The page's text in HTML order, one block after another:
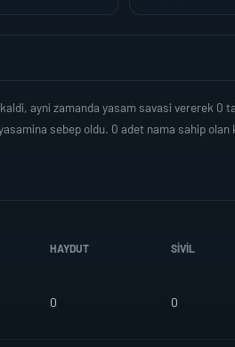
ayni zamanda yasam savasi vererek 0
sebep oldu. 0 adet nama sahip olan
HAYDUT SIVIL
0 0